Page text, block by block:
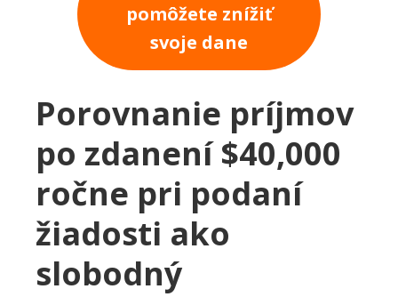
pomôžete znížiť
svoje dane
Porovnanie príjmov
po zdanení $40,000
ročne pri podaní
žiadosti ako
slobodný